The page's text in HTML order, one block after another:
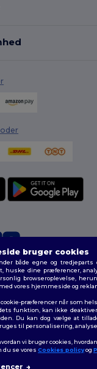
Alle rettigheder forbeholdes
Tilpasset politik|
bruger cookies
både egne og tredjeparts
huske dine præferencer,
browseroplevelse,
vores hjemmeside og
præferencer når som
funktion, kan ikke
Du kan dog vælge at
til personalisering,
vi bruger cookies,
du se vores Cookies policyog